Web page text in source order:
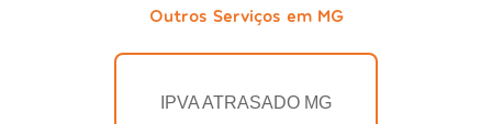
Outros Serviços em MG
IPVA ATRASADO MG